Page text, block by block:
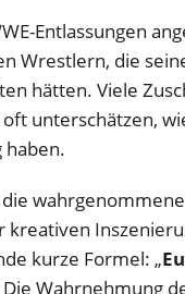
Entlassungen
Wrestlern, die
hätten. Viele
unterschätzen,
haben.
kreativen
kurze Formel: „
Die Wahrnehmung